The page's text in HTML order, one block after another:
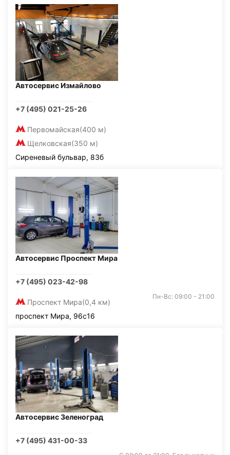
Автосервис Измайлово
+7 (495) 021-25-26
Первомайская(400 м)
Щелковская(350 м)
Сиреневый бульвар, 83б
Автосервис Проспект Мира
+7 (495) 023-42-98
Проспект Мира(0,4 км)
Пн-Вс: 09:00 - 21:00
проспект Мира, 96с16
Автосервис Зеленоград
+7 (495) 431-00-33